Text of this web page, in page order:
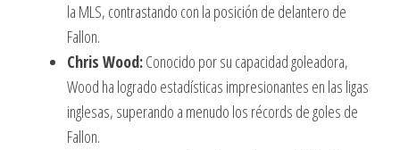
la MLS, contrastando con la posición de delantero de
Fallon.
Chris Wood:Conocido por su capacidad goleadora,
Wood ha logrado estadísticas impresionantes en las ligas
inglesas, superando a menudo los récords de goles de
Fallon.